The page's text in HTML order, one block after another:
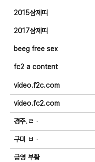
2015삼제띠
2017삼제띠
beeg free sex
fc2 a content
video.f2c.com
video.fc2.com
경주.ㄹᆞ
구미 ㅂᆞ
금영 부황